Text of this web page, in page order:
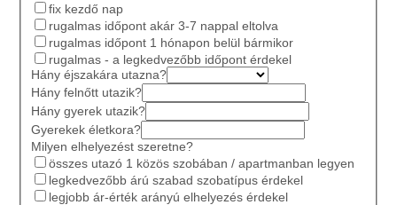
fix kezdő nap
rugalmas időpont akár 3-7 nappal eltolva
rugalmas időpont 1 hónapon belül bármikor
rugalmas - a legkedvezőbb időpont érdekel
Hány éjszakára utazna?
Hány felnőtt utazik?
Hány gyerek utazik?
Gyerekek életkora?
Milyen elhelyezést szeretne?
összes utazó 1 közös szobában / apartmanban legyen
legkedvezőbb árú szabad szobatípus érdekel
legjobb ár-érték arányú elhelyezés érdekel